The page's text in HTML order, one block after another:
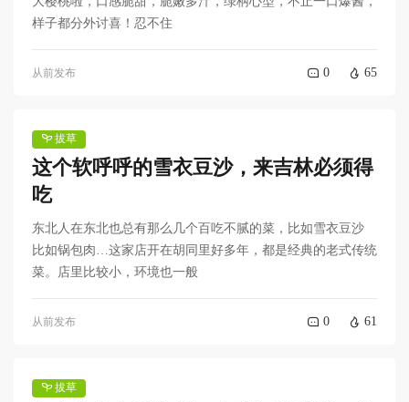
样子都分外讨喜！忍不住
从前发布 0 65
拔草
这个软呼呼的雪衣豆沙，来吉林必须得
吃
东北人在东北也总有那么几个百吃不腻的菜，比如雪衣豆沙
比如锅包肉…这家店开在胡同里好多年，都是经典的老式传统
菜。店里比较小，环境也一般
从前发布 0 61
拔草